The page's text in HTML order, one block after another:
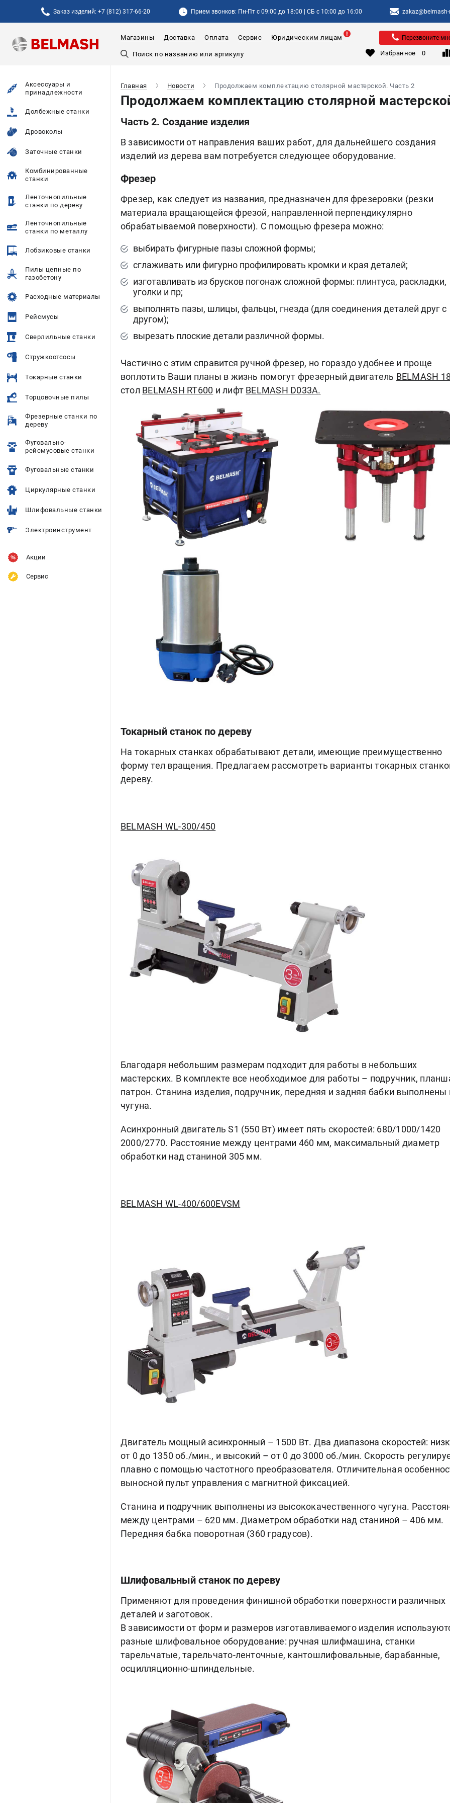
Заказ изделий: +7 (812) 317-66-20 Прием звонков: Пн-Пт с 09:00 до 18:00 | СБ с 10:00 до 16:00
Магазины Доставка Оплата Сервис Юридическим лицам Перезвоните
Избранное 0
Аксессуары и
принадлежности
Долбежные станки
Дровоколы
Заточные станки
Комбинированные
станки
Ленточнопильные
станки по дереву
Ленточнопильные
станки по металлу
Лобзиковые станки
Пилы цепные по
газобетону
Расходные материалы
Рейсмусы
Сверлильные станки
Стружкоотсосы
Токарные станки
Торцовочные пилы
Фрезерные станки по
дереву
Фуговально-
рейсмусовые станки
Фуговальные станки
Циркулярные станки
Шлифовальные станки
Электроинструмент
Акции
Сервис
Главная Новости Продолжаем комплектацию столярной мастерской. Часть 2
Продолжаем комплектацию столярной
Часть 2. Создание изделия
В зависимости от направления ваших работ, для дальнейшего создания
изделий из дерева вам потребуется следующее оборудование.
Фрезер
Фрезер, как следует из названия, предназначен для фрезеровки (резки
материала вращающейся фрезой, направленной перпендикулярно
обрабатываемой поверхности). С помощью фрезера можно:
выбирать фигурные пазы сложной формы;
сглаживать или фигурно профилировать кромки и края деталей;
изготавливать из брусков погонаж сложной формы: плинтуса, раскладки,
уголки и пр;
выполнять пазы, шлицы, фальцы, гнезда (для соединения деталей друг с
другом);
вырезать плоские детали различной формы.
Частично с этим справится ручной фрезер, но гораздо удобнее и проще
воплотить Ваши планы в жизнь помогут фрезерный двигатель BELMASH
стол BELMASH RT600 и лифт BELMASH D033A.
Токарный станок по дереву
На токарных станках обрабатывают детали, имеющие преимущественно
форму тел вращения. Предлагаем рассмотреть варианты токарных
дереву.
BELMASH WL-300/450
Благодаря небольшим размерам подходит для работы в небольших
мастерских. В комплекте все необходимое для работы – подручник,
патрон. Станина изделия, подручник, передняя и задняя бабки выполнены
чугуна.
Асинхронный двигатель S1 (550 Вт) имеет пять скоростей: 680/1000/1420
2000/2770. Расстояние между центрами 460 мм, максимальный диаметр
обработки над станиной 305 мм.
BELMASH WL-400/600EVSM
Двигатель мощный асинхронный – 1500 Вт. Два диапазона скоростей:
от 0 до 1350 об./мин., и высокий – от 0 до 3000 об./мин. Скорость
плавно с помощью частотного преобразователя. Отличительная
выносной пульт управления с магнитной фиксацией.
Станина и подручник выполнены из высококачественного чугуна.
между центрами – 620 мм. Диаметром обработки над станиной – 406 мм.
Передняя бабка поворотная (360 градусов).
Шлифовальный станок по дереву
Применяют для проведения финишной обработки поверхности различных
деталей и заготовок.
В зависимости от форм и размеров изготавливаемого изделия
разные шлифовальное оборудование: ручная шлифмашина, станки
тарельчатые, тарельчато-ленточные, кантошлифовальные, барабанные,
осцилляционно-шпиндельные.